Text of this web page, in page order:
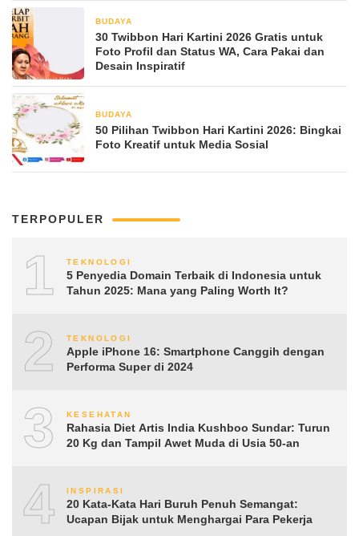
BUDAYA
30 Twibbon Hari Kartini 2026 Gratis untuk
Foto Profil dan Status WA, Cara Pakai dan
Desain Inspiratif
BUDAYA
50 Pilihan Twibbon Hari Kartini 2026: Bingkai
Foto Kreatif untuk Media Sosial
TERPOPULER
1 TEKNOLOGI
5 Penyedia Domain Terbaik di Indonesia untuk
Tahun 2025: Mana yang Paling Worth It?
2 TEKNOLOGI
Apple iPhone 16: Smartphone Canggih dengan
Performa Super di 2024
3 KESEHATAN
Rahasia Diet Artis India Kushboo Sundar: Turun
20 Kg dan Tampil Awet Muda di Usia 50-an
4 INSPIRASI
20 Kata-Kata Hari Buruh Penuh Semangat:
Ucapan Bijak untuk Menghargai Para Pekerja